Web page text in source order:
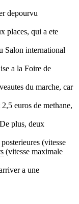
depourvu
places, qui a ete
Salon international
a la Foire de
du marche, car
euros de methane,
plus, deux
(vitesse
(vitesse maximale
a une